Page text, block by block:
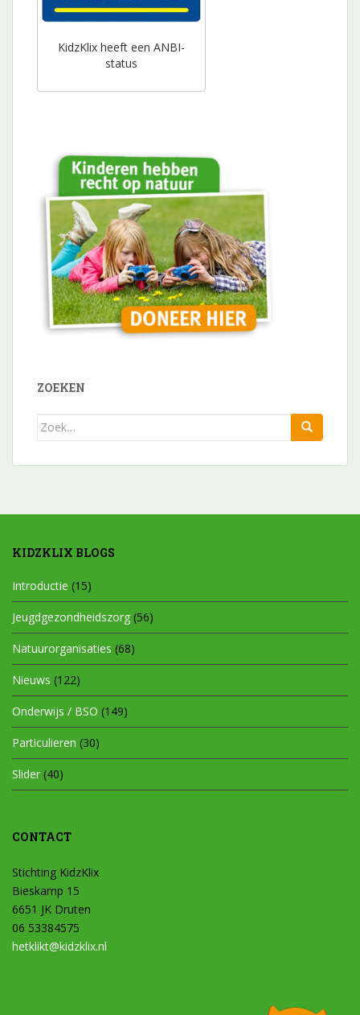
KidzKlix heeft een ANBI-
status
ZOEKEN
Zoek
KIDZKLIX BLOGS
Introductie (15)
Jeugdgezondheidszorg (56)
Natuurorganisaties (68)
Nieuws (122)
Onderwijs / BSO (149)
Particulieren (30)
Slider (40)
CONTACT
Stichting KidzKlix
Bieskamp 15
6651 JK Druten
06 53384575
hetklikt@kidzklix.nl